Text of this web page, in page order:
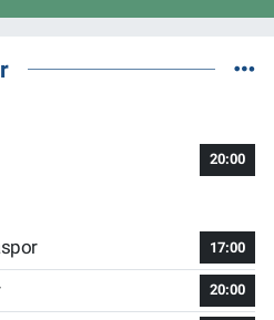
20:00
17:00
20:00